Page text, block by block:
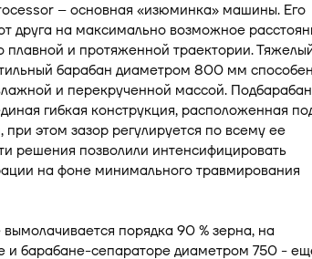
– основная «изюминка» машины. Его
друга на максимально возможное
плавной и протяженной траектории.
барабан диаметром 800 мм способен
и перекрученной массой.
гибкая конструкция, расположенная
этом зазор регулируется по всему ее
решения позволили интенсифицировать
на фоне минимального травмирования
порядка 90 % зерна, на
и барабане-сепараторе диаметром 750 -